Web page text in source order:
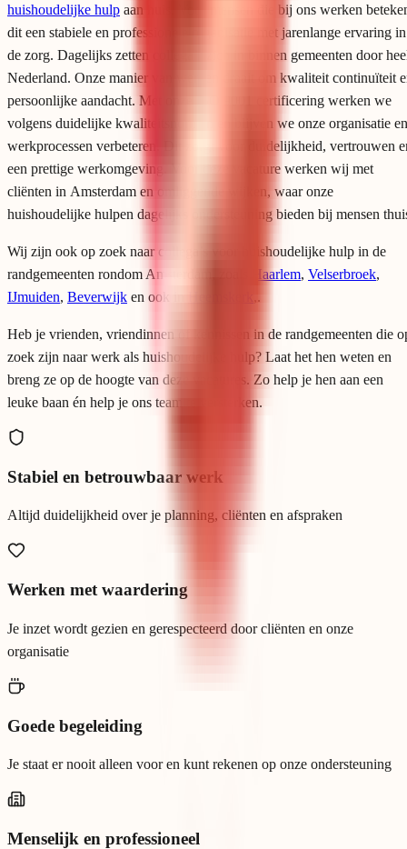
huishoudelijke hulp aan huis. Voor mensen die bij ons werken
dit een stabiele en professionele organisatie met jarenlange ervaring in
de zorg. Dagelijks zetten collega’s zich in binnen gemeenten door
Nederland. Onze manier van werken draait om kwaliteit continuïteit
persoonlijke aandacht. Met onze ISO 9001 certificering werken we
volgens duidelijke kwaliteitsnormen en blijven we onze organisatie en
werkprocessen verbeteren. Dit zorgt voor duidelijkheid, vertrouwen
een prettige werkomgeving. Voor deze vacature werken wij met
cliënten in Amsterdam en omliggende wijken, waar onze
huishoudelijke hulpen dagelijks ondersteuning bieden bij mensen
Wij zijn ook op zoek naar collega’s voor huishoudelijke hulp in de
randgemeenten rondom Amsterdam, zoals
Haarlem, Velserbroek,
IJmuiden, Beverwijk en ook in ,.
Heb je vrienden, vriendinnen of kennissen in de randgemeenten die
zoek zijn naar werk als huishoudelijke hulp? Laat het hen weten en
breng ze op de hoogte van deze vacatures. Zo help je hen aan een
leuke baan én help je ons team te versterken.
Stabiel en betrouwbaar werk
Altijd duidelijkheid over je planning, cliënten en afspraken
Werken met waardering
Je inzet wordt gezien en gerespecteerd door cliënten en onze
organisatie
Goede begeleiding
Je staat er nooit alleen voor en kunt rekenen op onze ondersteuning
Menselijk en professioneel